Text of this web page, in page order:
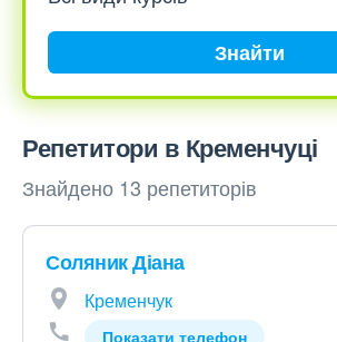
Знайти
Репетитори в Кременчуці
Знайдено 13 репетиторів
Соляник Діана
Кременчук
Показати телефон